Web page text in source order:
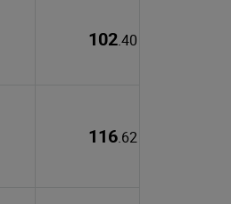
102.40
116.62